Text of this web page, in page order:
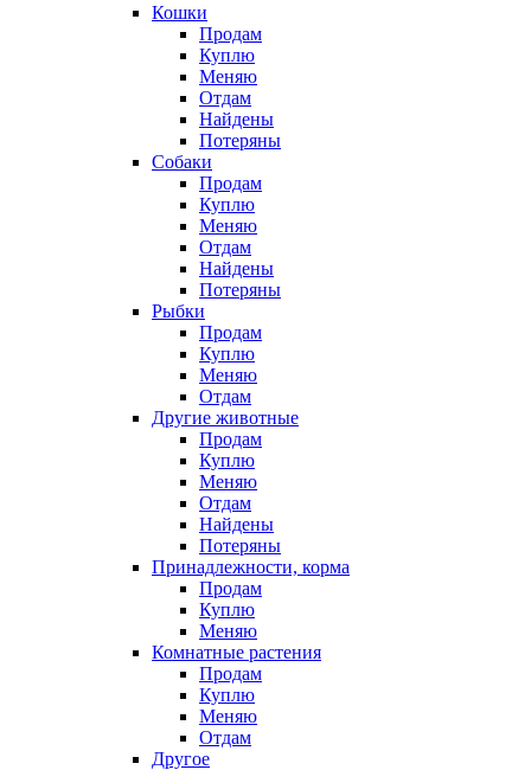
Кошки
Продам
Куплю
Меняю
Отдам
Найдены
Потеряны
Собаки
Продам
Куплю
Меняю
Отдам
Найдены
Потеряны
Рыбки
Продам
Куплю
Меняю
Отдам
Другие животные
Продам
Куплю
Меняю
Отдам
Найдены
Потеряны
Принадлежности, корма
Продам
Куплю
Меняю
Комнатные растения
Продам
Куплю
Меняю
Отдам
Другое